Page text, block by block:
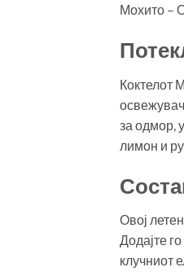
Мохито –
Коктелот
за одмор,
лимон и
Овој
Додајте
клучниот